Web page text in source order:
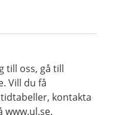
till oss, gå till
Vill du få
kontakta
www.ul.se.